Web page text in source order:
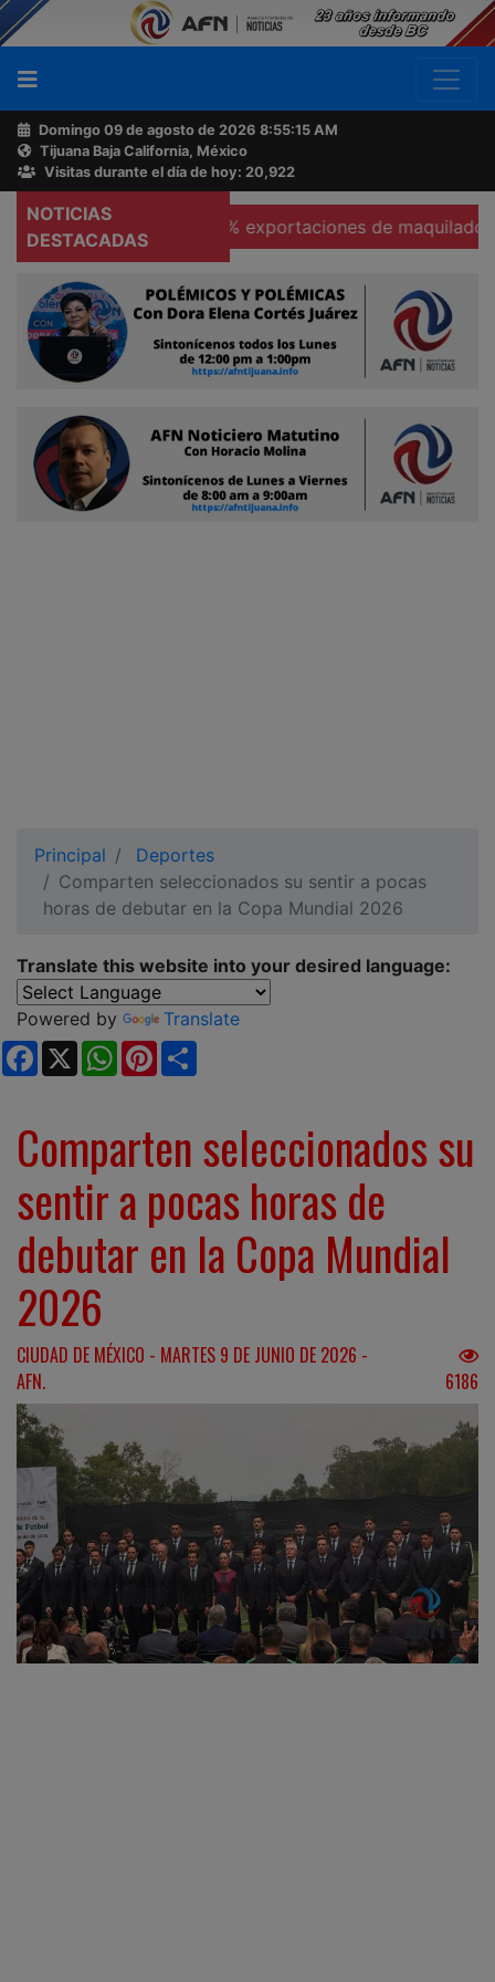
Domingo 09 de agosto de 2026 8:55:16 AM
Tijuana Baja California, México
Visitas durante el día de hoy: 20,922
NOTICIAS
DESTACADAS
Se hunden 37% exportaciones de maquiladoras en
Principal
Deportes
Comparten seleccionados su sentir a pocas
horas de debutar en la Copa Mundial 2026
Translate this website into your desired language:
Powered by
Translate
Facebook
X WhatsApp
Pinterest
Comparten seleccionados su
sentir a pocas horas de
debutar en la Copa Mundial
2026
CIUDAD DE MÉXICO - MARTES 9 DE JUNIO DE 2026 -
AFN.
6186
Buscador
Acerca
de
AFN
Ventas
Contacto
Reportero
Ciudadano